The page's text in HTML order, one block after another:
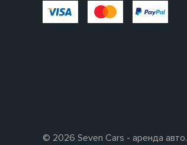
© 2026 Seven Cars - аренда авто.